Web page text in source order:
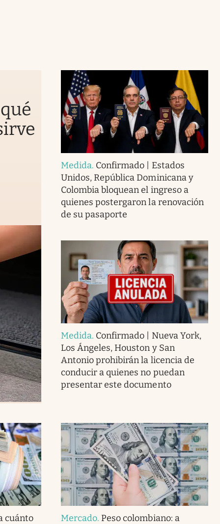
Medida. Confirmado | Estados
Unidos, República Dominicana y
Colombia bloquean el ingreso a
quienes postergaron la renovación
de su pasaporte
Medida. Confirmado | Nueva York,
Los Ángeles, Houston y San
Antonio prohibirán la licencia de
conducir a quienes no puedan
presentar este documento
cuánto
Mercado. Peso colombiano: a